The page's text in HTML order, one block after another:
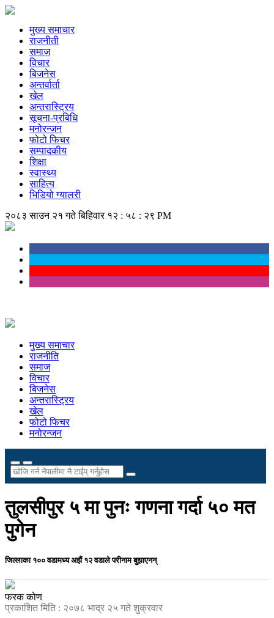
मुख्य समाचार
राजनीती
समाज
विचार
बिजनेस
अन्तर्वार्ता
खेल
अन्तरास्ट्रिय
सूचना-प्रबिधि
मनोरन्जन
फोटो फिचर
सम्पादकीय
शिक्षा
स्वास्थ्य
साहित्य
भिडियो ग्यालरी
२०८३ साउन २१ गते बिहिवार १२ : ५८ : २९ PM
मुख्य समाचार
राजनीति
समाज
विचार
बिजनेस
अन्तरास्ट्रिय
खेल
फोटो फिचर
मनोरन्जन
तुलसीपुर ५ मा पुनः गणना गर्दा ५० मत
पुगेन
जिल्लाका १०० वडामध्य अझैं १२ वडाले परीनाम बुझाएनन्
फरक कोण
प्रकाशित मिति : २०७८ भाद्र २५ गते शुक्रवार